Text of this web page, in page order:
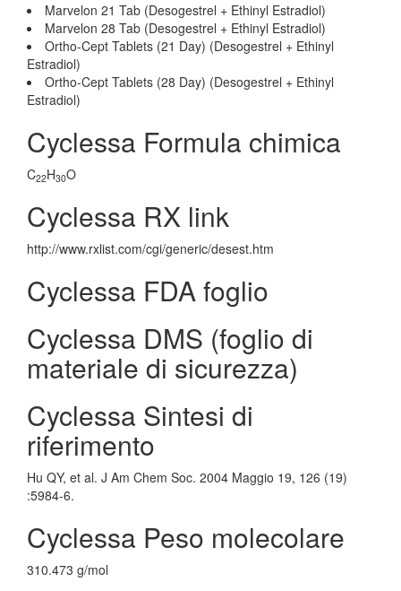
Marvelon 21 Tab (Desogestrel + Ethinyl Estradiol)
Marvelon 28 Tab (Desogestrel + Ethinyl Estradiol)
Ortho-Cept Tablets (21 Day) (Desogestrel + Ethinyl
Estradiol)
Ortho-Cept Tablets (28 Day) (Desogestrel + Ethinyl
Estradiol)
Cyclessa Formula chimica
C22H30O
Cyclessa RX link
http://www.rxlist.com/cgi/generic/desest.htm
Cyclessa FDA foglio
Cyclessa DMS (foglio di
materiale di sicurezza)
Cyclessa Sintesi di
riferimento
Hu QY, et al. J Am Chem Soc. 2004 Maggio 19, 126 (19)
:5984-6.
Cyclessa Peso molecolare
310.473 g/mol